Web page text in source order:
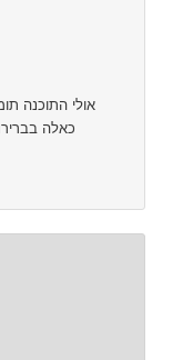
כאלה